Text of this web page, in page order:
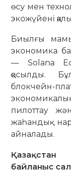
өсу мен
экожүйені
Биылғы
экономика
— Solana
қосылды.
блокчейн-
экономикалық
пилоттау
жаһандық
айналады.
байланыс